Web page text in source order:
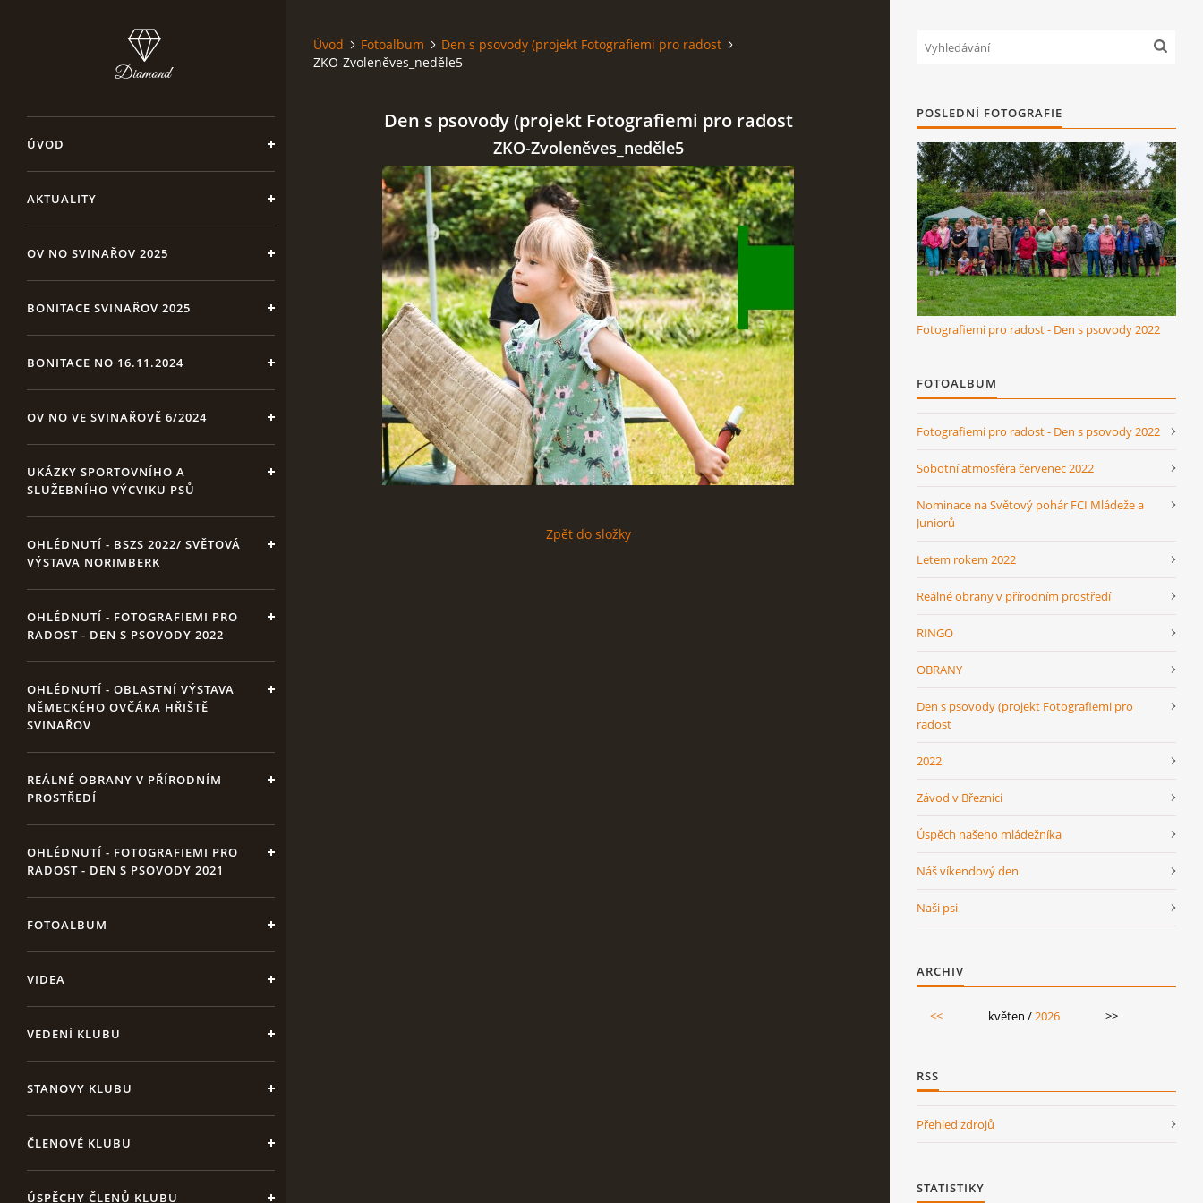
ÚVOD
AKTUALITY
OV NO SVINAŘOV 2025
BONITACE SVINAŘOV 2025
BONITACE NO 16.11.2024
OV NO VE SVINAŘOVĚ 6/2024
UKÁZKY SPORTOVNÍHO A
SLUŽEBNÍHO VÝCVIKU PSŮ
OHLÉDNUTÍ - BSZS 2022/ SVĚTOVÁ
VÝSTAVA NORIMBERK
OHLÉDNUTÍ - FOTOGRAFIEMI PRO
RADOST - DEN S PSOVODY 2022
OHLÉDNUTÍ - OBLASTNÍ VÝSTAVA
NĚMECKÉHO OVČÁKA HŘIŠTĚ
SVINAŘOV
REÁLNÉ OBRANY V PŘÍRODNÍM
PROSTŘEDÍ
OHLÉDNUTÍ - FOTOGRAFIEMI PRO
RADOST - DEN S PSOVODY 2021
FOTOALBUM
VIDEA
VEDENÍ KLUBU
STANOVY KLUBU
ČLENOVÉ KLUBU
ÚSPĚCHY ČLENŮ KLUBU
Úvod Fotoalbum
Den s psovody (projekt Fotografiemi pro radost
ZKO-Zvoleněves_neděle5
Den s psovody (projekt Fotografiemi pro radost
ZKO-Zvoleněves_neděle5
Zpět do složky
POSLEDNÍ FOTOGRAFIE
Fotografiemi pro radost - Den s psovody 2022
FOTOALBUM
Fotografiemi pro radost - Den s psovody 2022
Sobotní atmosféra červenec 2022
Nominace na Světový pohár FCI Mládeže a
Juniorů
Letem rokem 2022
Reálné obrany v přírodním prostředí
RINGO
OBRANY
Den s psovody (projekt Fotografiemi pro
radost
2022
Závod v Březnici
Úspěch našeho mládežníka
Náš víkendový den
Naši psi
ARCHIV
<< květen / 2026 >>
RSS
Přehled zdrojů
STATISTIKY